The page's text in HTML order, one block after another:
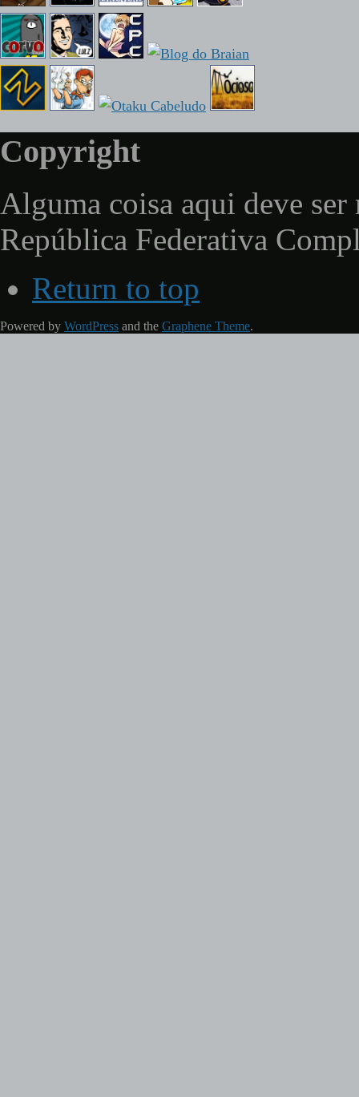
Copyright
Alguma coisa aqui deve ser
República Federativa
Return to top
Powered by WordPress and the Graphene Theme.